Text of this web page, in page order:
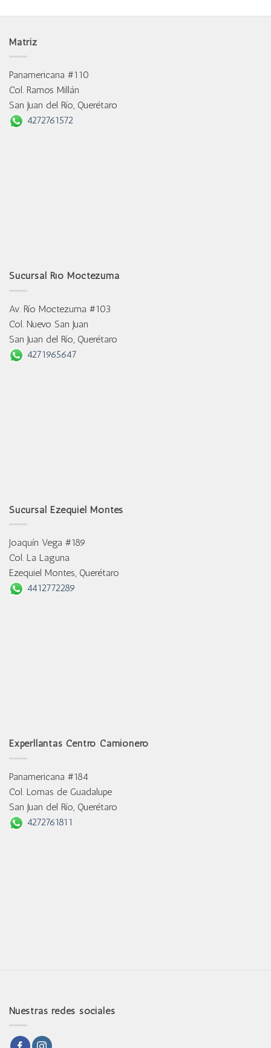
Matriz
Panamericana #110
Col. Ramos Millán
San Juan del Río, Querétaro
4272761572
Sucursal Río Moctezuma
Av. Río Moctezuma #103
Col. Nuevo San Juan
San Juan del Río, Querétaro
4271965647
Sucursal Ezequiel Montes
Joaquín Vega #189
Col. La Laguna
Ezequiel Montes, Querétaro
4412772289
Experllantas Centro Camionero
Panamericana #184
Col. Lomas de Guadalupe
San Juan del Río, Querétaro
4272761811
Nuestras redes sociales